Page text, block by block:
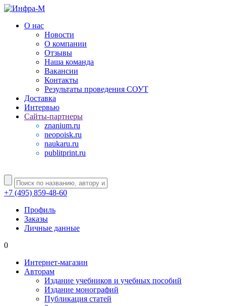
О нас
Новости
О компании
Отзывы
Наша команда
Вакансии
Контакты
Результаты проведения СОУТ
Доставка
Интервью
Сайты-партнеры
znanium.ru
neopoisk.ru
naukaru.ru
publitprint.ru
+7 (495) 859-48-60
Профиль
Заказы
Личные данные
0
Интернет-магазин
Авторам
Издание учебников и учебных пособий
Издание монографий
Публикация статей